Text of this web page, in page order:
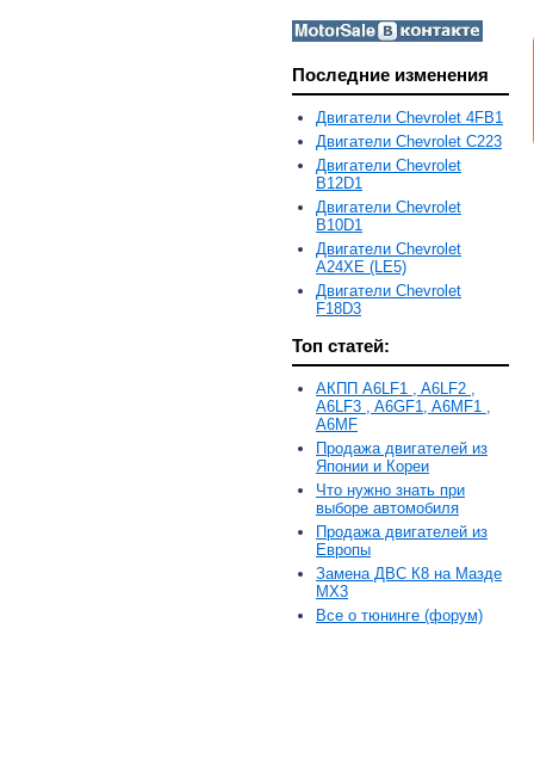
Последние изменения
Двигатели Chevrolet 4FB1
Двигатели Chevrolet C223
Двигатели Chevrolet
B12D1
Двигатели Chevrolet
B10D1
Двигатели Chevrolet
A24XE (LE5)
Двигатели Chevrolet
F18D3
Топ статей:
АКПП A6LF1 , A6LF2 ,
A6LF3 , A6GF1, A6MF1 ,
A6MF
Продажа двигателей из
Японии и Кореи
Что нужно знать при
выборе автомобиля
Продажа двигателей из
Европы
Замена ДВС К8 на Мазде
MX3
Все о тюнинге (форум)